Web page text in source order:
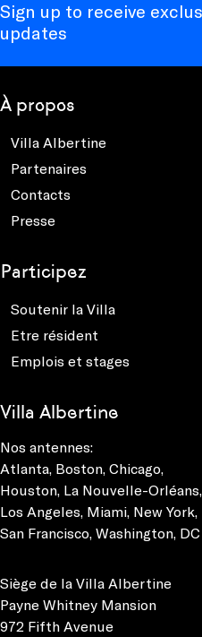
Sign up to receive
updates
À propos
Villa Albertine
Partenaires
Contacts
Presse
Participez
Soutenir la Villa
Etre résident
Emplois et stages
Villa Albertine
Nos antennes:
Atlanta Boston Chicago
Houston La Nouvelle-Orléans
Los Angeles Miami New York
San Francisco Washington, DC
Siège de la Villa Albertine
Payne Whitney Mansion
972 Fifth Avenue